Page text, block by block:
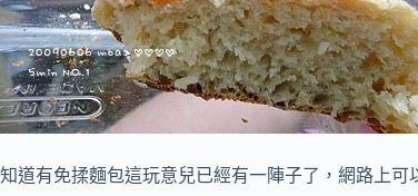
知道有免揉麵包這玩意兒已經有一陣子了，網路上